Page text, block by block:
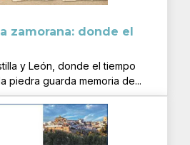
zamorana: donde el
y León, donde el tiempo
piedra guarda memoria de...